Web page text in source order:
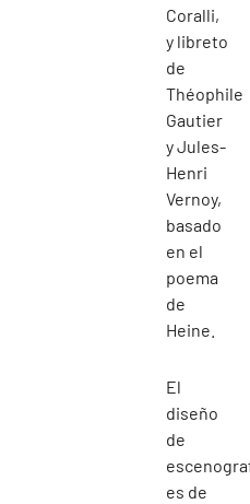
Coralli,
y libreto
de
Théophile
Gautier
y Jules-
Henri
Vernoy,
basado
en el
poema
de
Heine.
El
diseño
de
es de